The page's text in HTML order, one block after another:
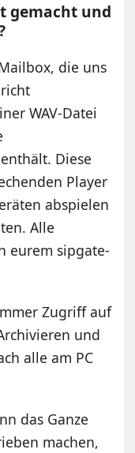
gemacht und
die uns
WAV-Datei
Diese
Player
abspielen
Alle
eurem sipgate-
Zugriff auf
und
alle am PC
das Ganze
machen,